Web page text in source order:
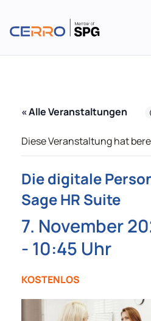
Zum
« Alle Veranstaltungen
Diese Veranstaltung hat
Die digitale
Sage HR Suite
7. November
- 10:45
KOSTENLOS